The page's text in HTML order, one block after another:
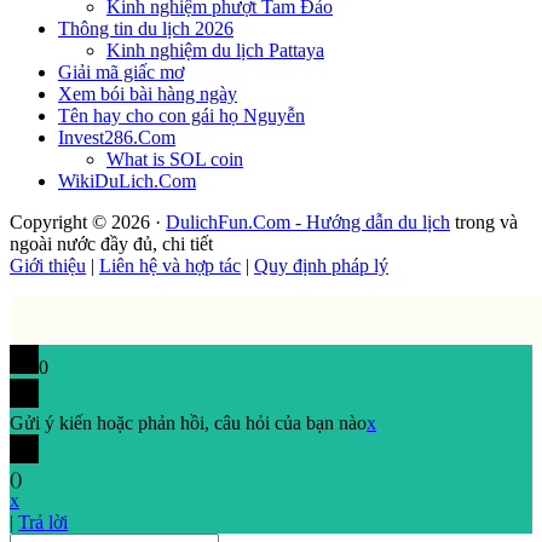
Kinh nghiệm phượt Tam Đảo
Thông tin du lịch 2026
Kinh nghiệm du lịch Pattaya
Giải mã giấc mơ
Xem bói bài hàng ngày
Tên hay cho con gái họ Nguyễn
Invest286.Com
What is SOL coin
WikiDuLich.Com
Copyright © 2026 · DulichFun.Com - Hướng dẫn du lịch trong và
ngoài nước đầy đủ, chi tiết
Giới thiệu | Liên hệ và hợp tác | Quy định pháp lý
0
Gửi ý kiến hoặc phản hồi, câu hỏi của bạn nàox
()
x
| Trả lời